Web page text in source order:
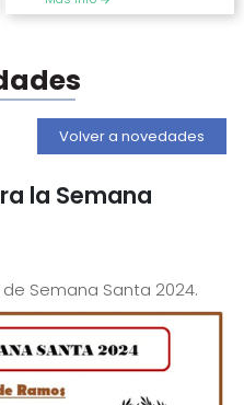
Volver a novedades
la Semana
Semana Santa 2024.